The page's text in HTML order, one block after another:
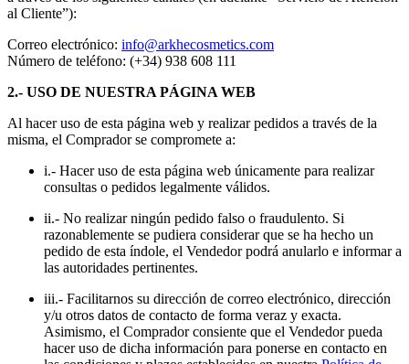
al Cliente”):
Correo electrónico: info@arkhecosmetics.com
Número de teléfono: (+34) 938 608 111
2.- USO DE NUESTRA PÁGINA WEB
Al hacer uso de esta página web y realizar pedidos a través de la
misma, el Comprador se compromete a:
i.- Hacer uso de esta página web únicamente para realizar
consultas o pedidos legalmente válidos.
ii.- No realizar ningún pedido falso o fraudulento. Si
razonablemente se pudiera considerar que se ha hecho un
pedido de esta índole, el Vendedor podrá anularlo e informar a
las autoridades pertinentes.
iii.- Facilitarnos su dirección de correo electrónico, dirección
y/u otros datos de contacto de forma veraz y exacta.
Asimismo, el Comprador consiente que el Vendedor pueda
hacer uso de dicha información para ponerse en contacto en